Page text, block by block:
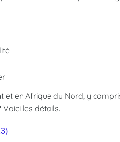
et en Afrique du Nord, y
les détails.